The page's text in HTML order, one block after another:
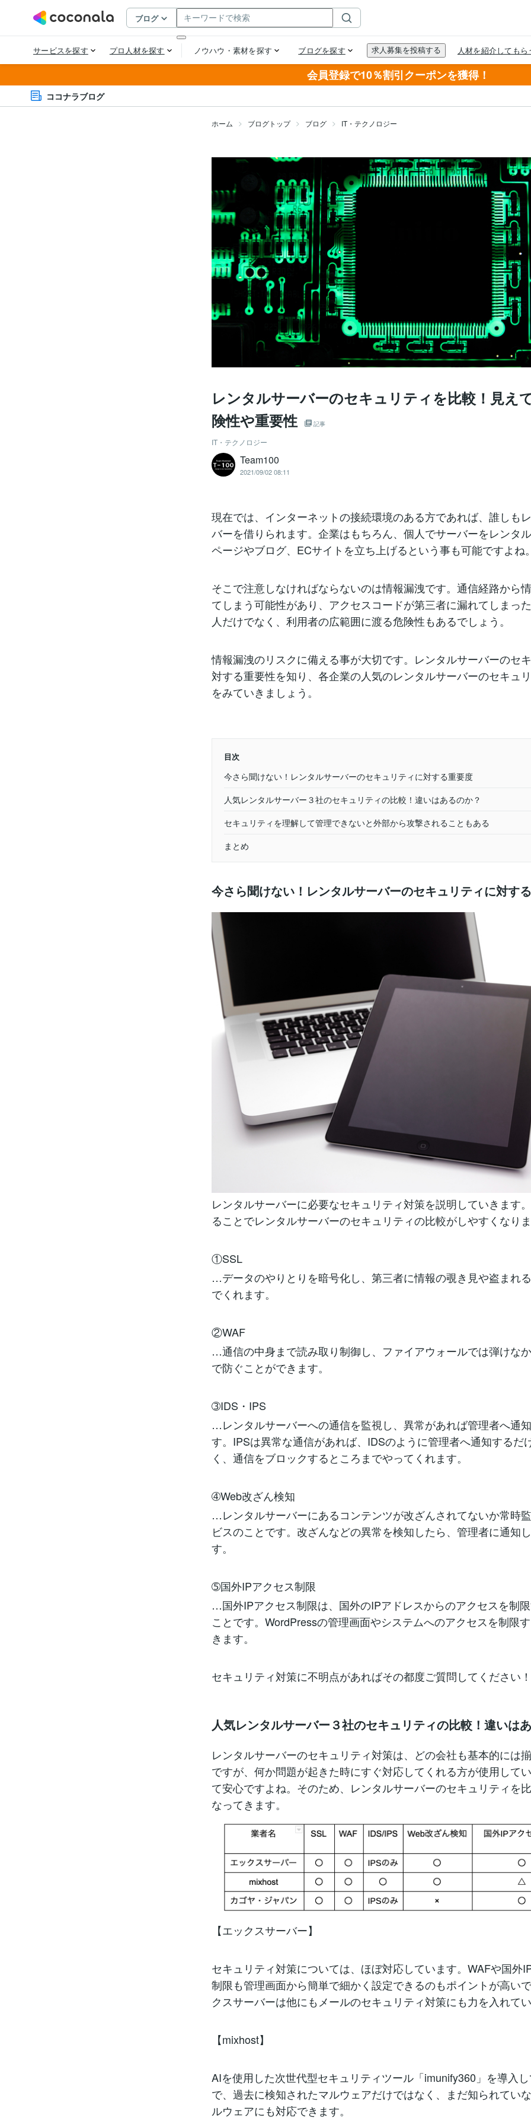
会員登録で10％割引クーポンを獲得！
ココナラブログ
ホーム ブログトップ ブログ IT・テクノロジー
レンタルサーバーのセキュリティを比較！見え
険性や重要性
記事
IT・テクノロジー
Team100
2021/09/02 08:11
現在では、インターネットの接続環境のある方であれば、誰しも
バーを借りられます。企業はもちろん、個人でサーバーをレンタ
ページやブログ、ECサイトを立ち上げるという事も可能ですよね
そこで注意しなければならないのは情報漏洩です。通信経路から
てしまう可能性があり、アクセスコードが第三者に漏れてしまっ
人だけでなく、利用者の広範囲に渡る危険性もあるでしょう。
情報漏洩のリスクに備える事が大切です。レンタルサーバーのセ
対する重要性を知り、各企業の人気のレンタルサーバーのセキュ
をみていきましょう。
目次
今さら聞けない！レンタルサーバーのセキュリティに対する重要度
人気レンタルサーバー３社のセキュリティの比較！違いはあるのか？
セキュリティを理解して管理できないと外部から攻撃されることもある
まとめ
今さら聞けない！レンタルサーバーのセキュリティに対す
レンタルサーバーに必要なセキュリティ対策を説明していきます
ることでレンタルサーバーのセキュリティの比較がしやすくなり
①SSL
…データのやりとりを暗号化し、第三者に情報の覗き見や盗まれ
でくれます。
②WAF
…通信の中身まで読み取り制御し、ファイアウォールでは弾けな
で防ぐことができます。
➂IDS・IPS
…レンタルサーバーへの通信を監視し、異常があれば管理者へ通
す。IPSは異常な通信があれば、IDSのように管理者へ通知するだ
く、通信をブロックするところまでやってくれます。
➃Web改ざん検知
…レンタルサーバーにあるコンテンツが改ざんされてないか常時
ビスのことです。改ざんなどの異常を検知したら、管理者に通知
す。
➄国外IPアクセス制限
…国外IPアクセス制限は、国外のIPアドレスからのアクセスを制
ことです。WordPressの管理画面やシステムへのアクセスを制限
きます。
セキュリティ対策に不明点があればその都度ご質問してください！
人気レンタルサーバー３社のセキュリティの比較！違いは
レンタルサーバーのセキュリティ対策は、どの会社も基本的には
ですが、何か問題が起きた時にすぐ対応してくれる方が使用して
て安心ですよね。そのため、レンタルサーバーのセキュリティを
なってきます。
【エックスサーバー】
セキュリティ対策については、ほぼ対応しています。WAFや国外
制限も管理画面から簡単で細かく設定できるのもポイントが高い
クスサーバーは他にもメールのセキュリティ対策にも力を入れて
【mixhost】
AIを使用した次世代型セキュリティツール「imunify360」を導入
で、過去に検知されたマルウェアだけではなく、まだ知られてい
ルウェアにも対応できます。